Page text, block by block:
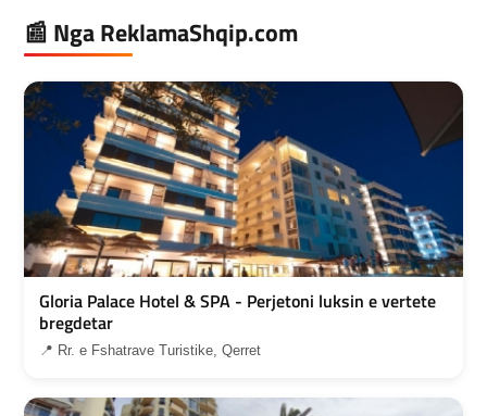
📰 Nga ReklamaShqip.com
Gloria Palace Hotel & SPA - Perjetoni luksin e vertete
bregdetar
📍 Rr. e Fshatrave Turistike, Qerret